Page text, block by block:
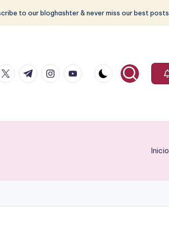
to our bloghashter & never miss our best posts.
t.me instagram.com
youtube.com
Inicio